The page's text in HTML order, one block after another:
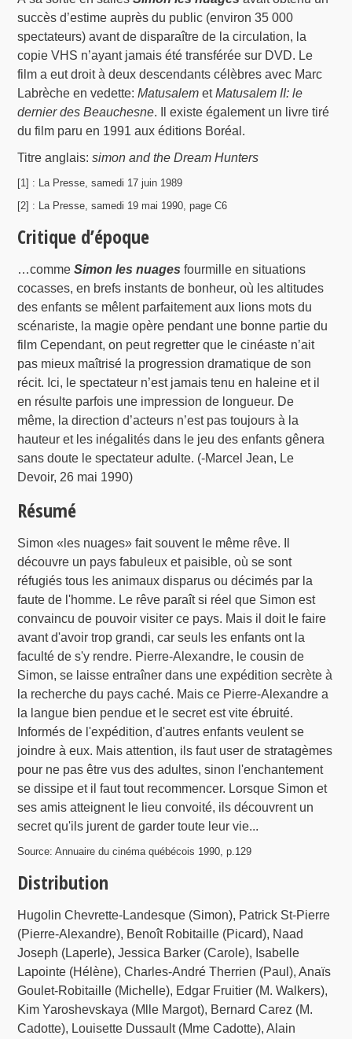
succès d’estime auprès du public (environ 35 000
spectateurs) avant de disparaître de la circulation, la
copie VHS n’ayant jamais été transférée sur DVD. Le
film a eut droit à deux descendants célèbres avec Marc
Labrèche en vedette:Matusalem etMatusalem II: le
dernier des Beauchesne. Il existe également un livre tiré
du film paru en 1991 aux éditions Boréal.
Titre anglais:simon and the Dream Hunters
[1] : La Presse, samedi 17 juin 1989
[2] : La Presse, samedi 19 mai 1990, page C6
Critique d’époque
…commeSimon les nuages fourmille en situations
cocasses, en brefs instants de bonheur, où les altitudes
des enfants se mêlent parfaitement aux lions mots du
scénariste, la magie opère pendant une bonne partie du
film Cependant, on peut regretter que le cinéaste n’ait
pas mieux maîtrisé la progression dramatique de son
récit. Ici, le spectateur n’est jamais tenu en haleine et il
en résulte parfois une impression de longueur. De
même, la direction d’acteurs n’est pas toujours à la
hauteur et les inégalités dans le jeu des enfants gênera
sans doute le spectateur adulte. (-Marcel Jean, Le
Devoir, 26 mai 1990)
Résumé
Simon «les nuages» fait souvent le même rêve. Il
découvre un pays fabuleux et paisible, où se sont
réfugiés tous les animaux disparus ou décimés par la
faute de l'homme. Le rêve paraît si réel que Simon est
convaincu de pouvoir visiter ce pays. Mais il doit le faire
avant d'avoir trop grandi, car seuls les enfants ont la
faculté de s'y rendre. Pierre-Alexandre, le cousin de
Simon, se laisse entraîner dans une expédition secrète à
la recherche du pays caché. Mais ce Pierre-Alexandre a
la langue bien pendue et le secret est vite ébruité.
Informés de l'expédition, d'autres enfants veulent se
joindre à eux. Mais attention, ils faut user de stratagèmes
pour ne pas être vus des adultes, sinon l'enchantement
se dissipe et il faut tout recommencer. Lorsque Simon et
ses amis atteignent le lieu convoité, ils découvrent un
secret qu'ils jurent de garder toute leur vie...
Source: Annuaire du cinéma québécois 1990, p.129
Distribution
Hugolin Chevrette-Landesque (Simon), Patrick St-Pierre
(Pierre-Alexandre), Benoît Robitaille (Picard), Naad
Joseph (Laperle), Jessica Barker (Carole), Isabelle
Lapointe (Hélène), Charles-André Therrien (Paul), Anaïs
Goulet-Robitaille (Michelle), Edgar Fruitier (M. Walkers),
Kim Yaroshevskaya (Mlle Margot), Bernard Carez (M.
Cadotte), Louisette Dussault (Mme Cadotte), Alain